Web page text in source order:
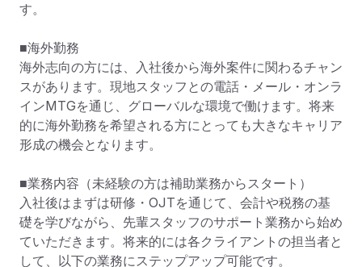
す。
■海外勤務
海外志向の方には、入社後から海外案件に関わるチャン
スがあります。現地スタッフとの電話・メール・オンラ
インMTGを通じ、グローバルな環境で働けます。将来
的に海外勤務を希望される方にとっても大きなキャリア
形成の機会となります。
■業務内容（未経験の方は補助業務からスタート）
入社後はまずは研修・OJTを通じて、会計や税務の基
礎を学びながら、先輩スタッフのサポート業務から始め
ていただきます。将来的には各クライアントの担当者と
して、以下の業務にステップアップ可能です。